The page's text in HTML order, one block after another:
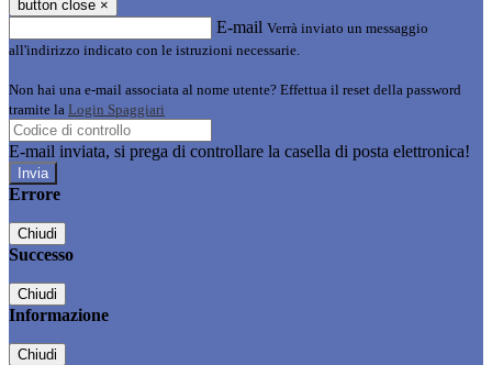
button close ×
E-mail Verrà inviato un messaggio
all'indirizzo indicato con le istruzioni necessarie.
Non hai una e-mail associata al nome utente? Effettua il reset della password
tramite la Login Spaggiari
E-mail inviata, si prega di controllare la casella di posta elettronica!
Errore
Chiudi
Successo
Chiudi
Informazione
Chiudi